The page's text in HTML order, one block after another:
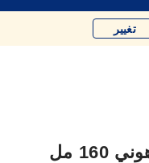
تغيير
مل